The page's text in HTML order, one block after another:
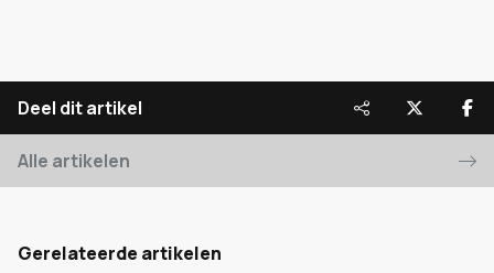
Deel dit artikel
Alle artikelen
Gerelateerde artikelen